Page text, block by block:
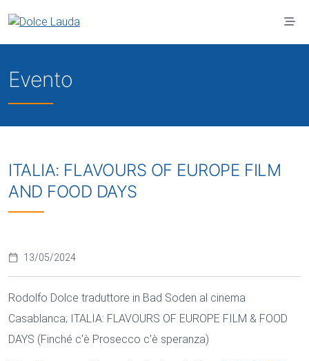
Evento
ITALIA: FLAVOURS OF EUROPE FILM
AND FOOD DAYS
13/05/2024
Rodolfo Dolce traduttore in Bad Soden al cinema
Casablanca; ITALIA: FLAVOURS OF EUROPE FILM & FOOD
DAYS (Finché c'è Prosecco c'è speranza)